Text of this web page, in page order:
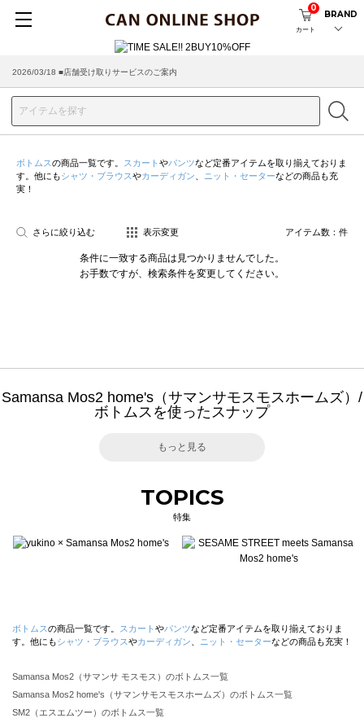
カート
0
BRAND
2026/03/18 ■店舗受け取りサービスのご案内
ボトムスの商品一覧です。 スカート やパンツなど定番アイテムを取り揃えておりま
す。他にもシャツ・ブラウスやカーディガン ニット・セーターなどの商品も充
実！
さらに絞り込む 表示変更 アイテム数： 件
条件に一致する商品は見つかりませんでした。
お手数ですが、検索条件を変更してください。
Samansa Mos2 home's（サマンサモスモスホームズ）/
ボトムスを使ったスナップ
もっと見る
TOPICS
特集
ボトムスの商品一覧です。 スカート やパンツなど定番アイテムを取り揃えておりま
す。他にもシャツ・ブラウスやカーディガン ニット・セーターなどの商品も充実！
Samansa Mos2（サマンサ モスモス）のボトムス一覧
Samansa Mos2 home's（サマンサモスモスホームズ）のボトムス一覧
SM2（エスエムツー）のボトムス一覧